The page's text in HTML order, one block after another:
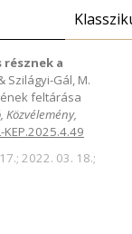
a
Szilágyi-Gál, M.
feltárása
Közvélemény,
2022. 03. 18.;